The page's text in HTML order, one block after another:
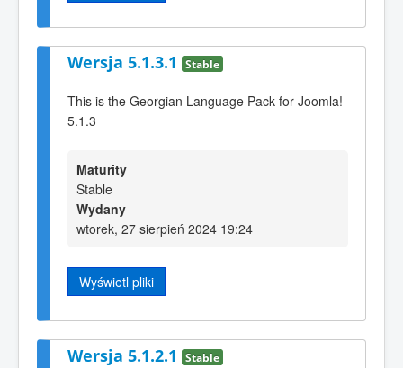
Wersja 5.1.3.1 Stable
This is the Georgian Language Pack for Joomla!
5.1.3
Maturity
Stable
Wydany
wtorek, 27 sierpień 2024 19:24
Wyświetl pliki
Wersja 5.1.2.1 Stable